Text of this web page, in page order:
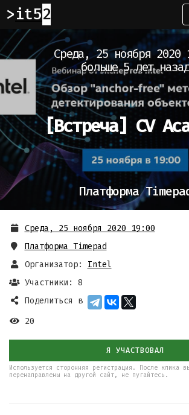
it52
Среда, 25 ноября 2020
больше 5 лет назад
[Встреча] CV
Платформа
Среда, 25 ноября 2020 19:00
Платформа Timepad
Организатор:
Intel
Участники: 8
Поделиться в
20
Я УЧАСТВОВАЛ
Используется сторонняя регистрация. После клика
перенаправлены на другой сайт, не пугайтесь.